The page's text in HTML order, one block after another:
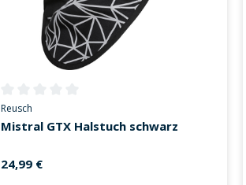
Durchschnittliche Bewertung von 0 von 5 Sternen
Reusch
Mistral GTX Halstuch schwarz
24,99 €